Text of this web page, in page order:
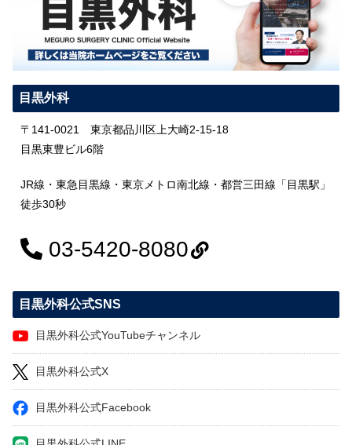
目黒外科
〒141-0021 東京都品川区上大崎2-15-18
目黒東豊ビル6階
JR線・東急目黒線・東京メトロ南北線・都営三田線「目黒駅」
徒歩30秒
03-5420-8080
目黒外科公式SNS
目黒外科公式YouTubeチャンネル
目黒外科公式X
目黒外科公式Facebook